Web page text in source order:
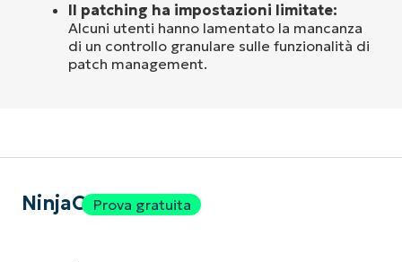
Il patching ha impostazioni limitate:
Alcuni utenti hanno lamentato la mancanza
di un controllo granulare sulle funzionalità di
patch management.
NinjaOneProva gratuita